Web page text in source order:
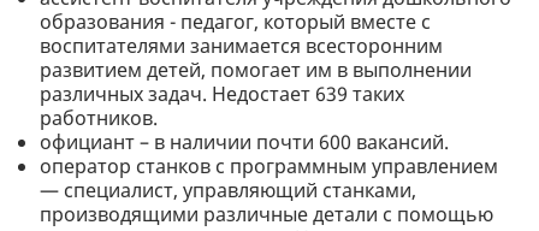
образования - педагог, который вместе с
воспитателями занимается всесторонним
развитием детей, помогает им в выполнении
различных задач. Недостает 639 таких
работников.
официант – в наличии почти 600 вакансий.
оператор станков с программным управлением
— специалист, управляющий станками,
производящими различные детали с помощью